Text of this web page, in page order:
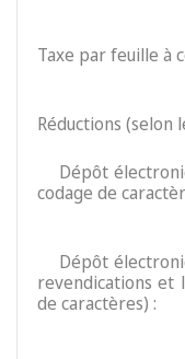
Taxe par feuille à
Réductions (selon
Dépôt
codage de
Dépôt
revendications et
de caractères) :